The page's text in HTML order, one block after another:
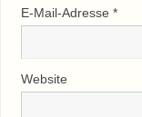
E-Mail-Adresse *
Website